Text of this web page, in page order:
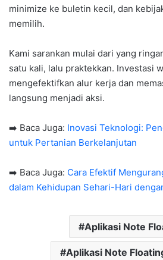
minimize ke buletin kecil, dan
memilih.
Kami sarankan mulai dari yang
satu kali, lalu praktekkan. Investasi
mengefektifkan alur kerja dan
langsung menjadi aksi.
➡️ Baca Juga: Inovasi Teknologi:
untuk Pertanian Berkelanjutan
➡️ Baca Juga: Cara Efektif
dalam Kehidupan Sehari-Hari
Aplikasi Note
Aplikasi Note